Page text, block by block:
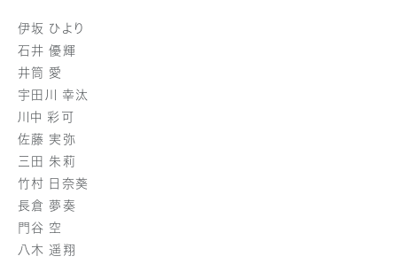
伊坂 ひより
石井 優輝
井筒 愛
宇田川 幸汰
川中 彩可
佐藤 実弥
三田 朱莉
竹村 日奈葵
長倉 夢奏
門谷 空
八木 遥翔